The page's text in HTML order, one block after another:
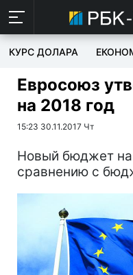
КУРС ДОЛАРА
Евросоюз
на 2018 год
15:23 30.11.2017 Чт
Новый бюджет
сравнению с